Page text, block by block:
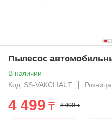
Пылесос
В наличии
Код: SS-VAKCLIAUT
Розница
4 499 ₸ 8 000 ₸